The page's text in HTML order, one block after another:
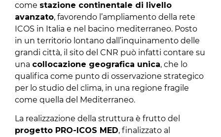
come stazione continentale di livello
avanzato, favorendo l’ampliamento della rete
ICOS in Italia e nel bacino mediterraneo. Posto
in un territorio lontano dall’inquinamento delle
grandi città, il sito del CNR può infatti contare su
una collocazione geografica unica, che lo
qualifica come punto di osservazione strategico
per lo studio del clima, in una regione fragile
come quella del Mediterraneo.
La realizzazione della struttura è frutto del
progetto PRO-ICOS MED, finalizzato al